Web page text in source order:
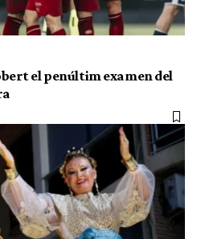
el penúltim examen del